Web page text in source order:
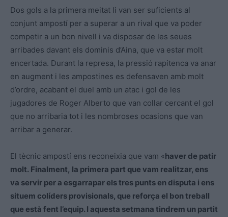
Dos gols a la primera meitat li van ser suficients al
conjunt ampostí per a superar a un rival que va poder
competir a un bon nivell i va disposar de les seues
arribades davant els dominis d’Aina, que va estar molt
encertada. Durant la represa, la pressió rapitenca va anar
en augment i les ampostines es defensaven amb molt
d’ordre, acabant el duel amb un atac i gol de les
jugadores de Roger Alberto que van collar cercant el gol
que no arribaria tot i les nombroses ocasions que van
arribar a generar.
El tècnic ampostí ens reconeixia que vam «haver de patir
molt. Finalment, la primera part que vam realitzar, ens
va servir per a esgarrapar els tres punts en disputa i ens
situem colíders provisionals, que reforça el bon treball
que està fent l’equip. I aquesta setmana tindrem un partit